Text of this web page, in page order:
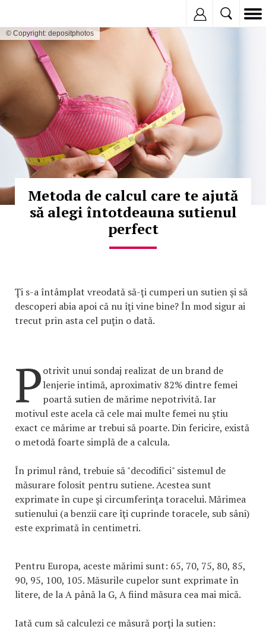
© Copyright: depositphotos
Metoda de calcul care te ajută
să alegi întotdeauna sutienul
perfect
Ţi s-a întâmplat vreodată să-ţi cumperi un sutien şi să
descoperi abia apoi că nu îţi vine bine? În mod sigur ai
trecut prin asta cel puţin o dată.
Potrivit unui sondaj realizat de un brand de
lenjerie intimă, aproximativ 82% dintre femei
poartă sutien de mărime nepotrivită. Iar
motivul este acela că cele mai multe femei nu ştiu
exact ce mărime ar trebui să poarte. Din fericire, există
o metodă foarte simplă de a calcula.
În primul rând, trebuie să "decodifici" sistemul de
măsurare folosit pentru sutiene. Acestea sunt
exprimate în cupe şi circumferinţa toracelui. Mărimea
sutienului (a benzii care îţi cuprinde toracele, sub sâni)
este exprimată în centimetri.
Pentru Europa, aceste mărimi sunt: 65, 70, 75, 80, 85,
90, 95, 100, 105. Măsurile cupelor sunt exprimate în
litere, de la A până la G, A fiind măsura cea mai mică.
Iată cum să calculezi ce măsură porţi la sutien: